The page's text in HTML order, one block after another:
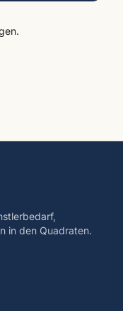
in den Quadraten.